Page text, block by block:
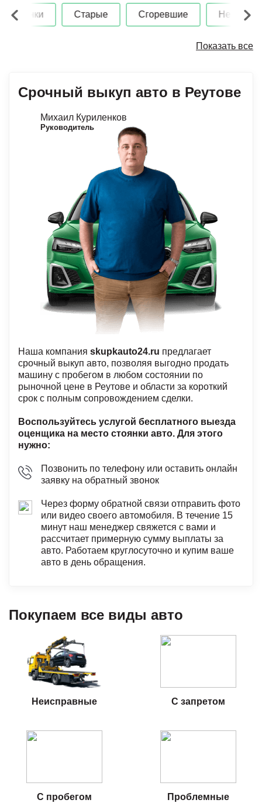
Старые Сгоревшие Неисправные
Показать все
Срочный выкуп авто в Реутове
Михаил Куриленков
Руководитель
Наша компания skupkauto24.ru предлагает
срочный выкуп авто, позволяя выгодно продать
машину с пробегом в любом состоянии по
рыночной цене в Реутове и области за короткий
срок с полным сопровождением сделки.
Воспользуйтесь услугой бесплатного выезда
оценщика на место стоянки авто. Для этого
нужно:
Позвонить по телефону или оставить онлайн
заявку на обратный звонок
Через форму обратной связи отправить фото
или видео своего автомобиля. В течение 15
минут наш менеджер свяжется с вами и
рассчитает примерную сумму выплаты за
авто. Работаем круглосуточно и купим ваше
авто в день обращения.
Покупаем все виды авто
Неисправные С запретом
С пробегом Проблемные